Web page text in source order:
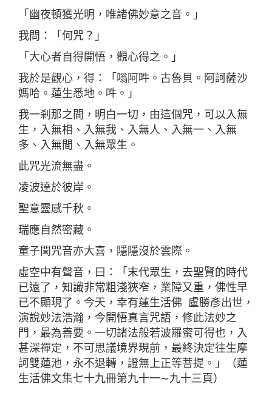
「幽夜頓獲光明，唯諸佛妙意之音。」
我問：「何咒？」
「大心者自得開悟，觀心得之。」
我於是觀心，得：「嗡阿吽。古魯貝。阿訶薩沙
媽哈。蓮生悉地。吽。」
我一剎那之間，明白一切，由這個咒，可以入無
生，入無相、入無我、入無人、入無一、入無
多、入無間、入無眾生。
此咒光流無盡。
凌波達於彼岸。
聖意靈感千秋。
瑞應自然密藏。
童子聞咒音亦大喜，隱隱沒於雲際。
虛空中有聲音，曰：「末代眾生，去聖賢的時代
已遠了，知識非常粗淺狹窄，業障又重，佛性早
已不顯現了。今天，幸有蓮生活佛 盧勝彥出世，
演說妙法浩瀚，今開悟真言咒語，修此法妙之
門，最為善要。一切諸法般若波羅蜜可得也，入
甚深禪定，不可思議境界現前，最終決定往生摩
訶雙蓮池，永不退轉，證無上正等菩提。」（蓮
生活佛文集七十九冊第九十一∼九十三頁）